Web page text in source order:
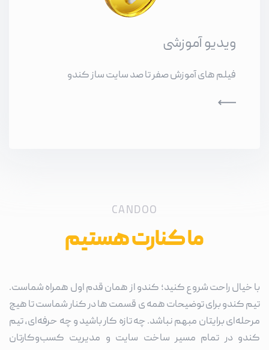
ویدیو آموزشی
فیلم های آموزش صفر تا صد سایت ساز کندو
CANDOO
ما کنارت هستیم
با خیال راحت شروع کنید؛ کندو از همان قدم اول همراه شماست.
تیم کندو برای توضیحات همه ی قسمت ها در کنار شماست تا هیچ
مرحله‌ای برایتان مبهم نباشد. چه تازه کار باشید و چه حرفه‌ای، تیم
کندو در تمام مسیر ساخت سایت و مدیریت کسب‌وکارتان